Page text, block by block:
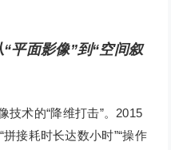
“平面影像”到“空间叙
技术的“降维打击”。2015
接耗时长达数小时”“操作